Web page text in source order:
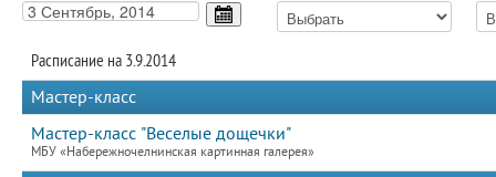
Расписание на 3.9.2014
Мастер-класс
Мастер-класс "Веселые дощечки"
МБУ «Набережночелнинская картинная галерея»